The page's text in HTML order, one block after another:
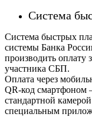
Система
Система быстрых
системы Банка
производить оплату
участника СБП.
Оплата через
QR-код смартфоном
стандартной
специальным